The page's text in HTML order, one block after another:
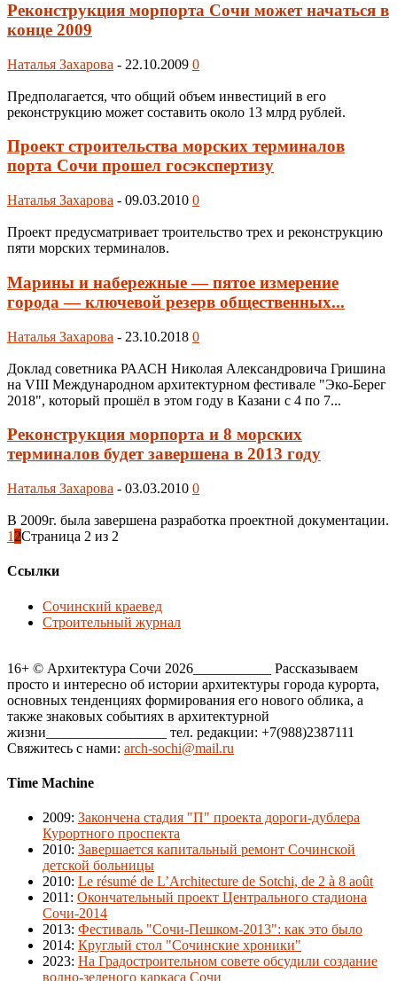
Реконструкция морпорта Сочи может начаться в
конце 2009
Наталья Захарова - 22.10.2009 0
Предполагается, что общий объем инвестиций в его
реконструкцию может составить около 13 млрд рублей.
Проект строительства морских терминалов
порта Сочи прошел госэкспертизу
Наталья Захарова - 09.03.2010 0
Проект предусматривает троительство трех и реконструкцию
пяти морских терминалов.
Марины и набережные — пятое измерение
города — ключевой резерв общественных...
Наталья Захарова - 23.10.2018 0
Доклад советника РААСН Николая Александровича Гришина
на VIII Международном архитектурном фестивале "Эко-Берег
2018", который прошёл в этом году в Казани с 4 по 7...
Реконструкция морпорта и 8 морских
терминалов будет завершена в 2013 году
Наталья Захарова - 03.03.2010 0
В 2009г. была завершена разработка проектной документации.
1 2Страница 2 из 2
Ссылки
Сочинский краевед
Строительный журнал
16+ © Архитектура Сочи 2026___________ Рассказываем
просто и интересно об истории архитектуры города курорта,
основных тенденциях формирования его нового облика, а
также знаковых событиях в архитектурной
жизни_________________ тел. редакции: +7(988)2387111
Свяжитесь с нами: arch-sochi@mail.ru
Time Machine
2009: Закончена стадия "П" проекта дороги-дублера
Курортного проспекта
2010: Завершается капитальный ремонт Сочинской
детской больницы
2010: Le résumé de L’Architecture de Sotchi, de 2 à 8 août
2011 : Окончательный проект Центрального стадиона
Сочи-2014
2013: Фестиваль "Сочи-Пешком-2013": как это было
2014: Круглый стол "Сочинские хроники"
2023: На Градостроительном совете обсудили создание
водно-зеленого каркаса Сочи